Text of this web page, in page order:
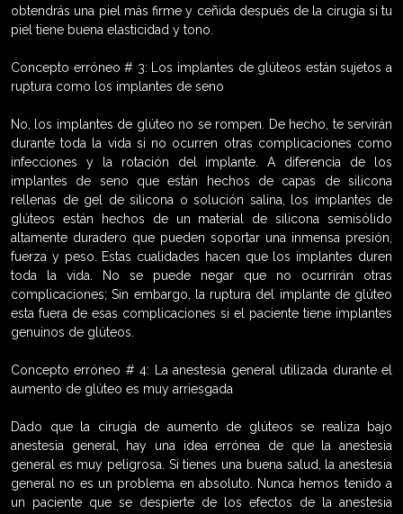
obtendrás una piel más firme y ceñida después de la cirugía si tu
piel tiene buena elasticidad y tono.
Concepto erróneo # 3: Los implantes de glúteos están sujetos a
ruptura como los implantes de seno
No, los implantes de glúteo no se rompen. De hecho, te servirán
durante toda la vida si no ocurren otras complicaciones como
infecciones y la rotación del implante. A diferencia de los
implantes de seno que están hechos de capas de silicona
rellenas de gel de silicona o solución salina, los implantes de
glúteos están hechos de un material de silicona semisólido
altamente duradero que pueden soportar una inmensa presión,
fuerza y peso. Estas cualidades hacen que los implantes duren
toda la vida. No se puede negar que no ocurrirán otras
complicaciones; Sin embargo, la ruptura del implante de glúteo
esta fuera de esas complicaciones si el paciente tiene implantes
genuinos de glúteos.
Concepto erróneo # 4: La anestesia general utilizada durante el
aumento de glúteo es muy arriesgada
Dado que la cirugía de aumento de glúteos se realiza bajo
anestesia general, hay una idea errónea de que la anestesia
general es muy peligrosa. Si tienes una buena salud, la anestesia
general no es un problema en absoluto. Nunca hemos tenido a
un paciente que se despierte de los efectos de la anestesia